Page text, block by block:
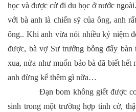
học và được cử đi du học ở nước
với bà anh là chiến sỹ của ông, anh
ông.. Khi anh vừa nói nhiều kỷ niệm
được, bà vợ Sư trưởng bỗng đẩy bàn
xua, nửa như muốn bảo bà đã biết hết
anh đừng kể thêm gì nữa…
Đạn bom không giết được con
sinh trong một trường hợp tình cờ,